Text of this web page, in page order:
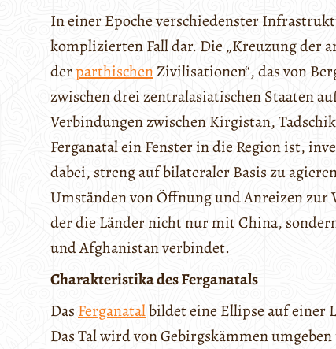
In einer Epoche verschiedenster
komplizierten Fall dar. Die „Kreuzung der
derparthischenZivilisationen“, das von
zwischen drei zentralasiatischen Staaten
Verbindungen zwischen Kirgistan,
Ferganatal ein Fenster in die Region ist,
dabei, streng auf bilateraler Basis zu
Umständen von Öffnung und Anreizen
der die Länder nicht nur mit China,
und Afghanistan verbindet.
Charakteristika des Ferganatals
Das Ferganatalbildet eine Ellipse auf einer
Das Tal wird von Gebirgskämmen